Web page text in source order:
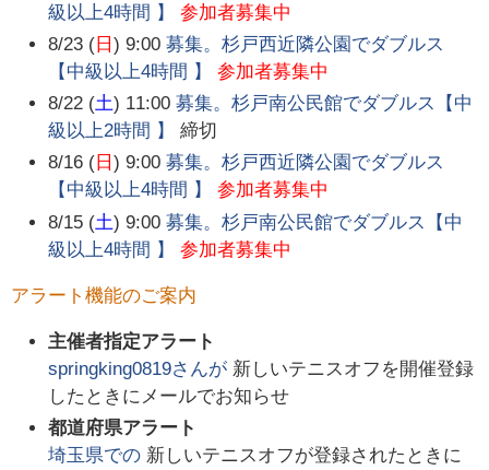
級以上4時間 】
参加者募集中
8/23 ( 日) 9:00 募集。杉戸西近隣公園でダブルス
【中級以上4時間 】
参加者募集中
8/22 (土) 11:00 募集。杉戸南公民館でダブルス【中
級以上2時間 】
締切
8/16 ( 日) 9:00 募集。杉戸西近隣公園でダブルス
【中級以上4時間 】
参加者募集中
8/15 (土) 9:00 募集。杉戸南公民館でダブルス【中
級以上4時間 】
参加者募集中
アラート機能のご案内
主催者指定アラート
springking0819さんが 新しいテニスオフを開催登録
したときにメールでお知らせ
都道府県アラート
埼玉県での 新しいテニスオフが登録されたときに